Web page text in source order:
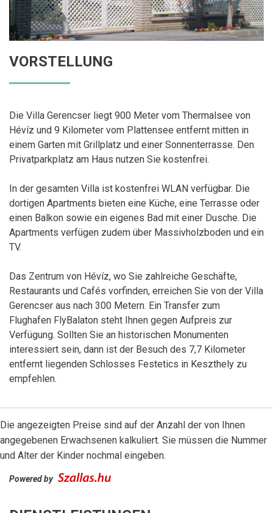
VORSTELLUNG
Die Villa Gerencser liegt 900 Meter vom Thermalsee von
Hévíz und 9 Kilometer vom Plattensee entfernt mitten in
einem Garten mit Grillplatz und einer Sonnenterrasse. Den
Privatparkplatz am Haus nutzen Sie kostenfrei.
In der gesamten Villa ist kostenfrei WLAN verfügbar. Die
dortigen Apartments bieten eine Küche, eine Terrasse oder
einen Balkon sowie ein eigenes Bad mit einer Dusche. Die
Apartments verfügen zudem über Massivholzboden und ein
TV.
Das Zentrum von Hévíz, wo Sie zahlreiche Geschäfte,
Restaurants und Cafés vorfinden, erreichen Sie von der Villa
Gerencser aus nach 300 Metern. Ein Transfer zum
Flughafen FlyBalaton steht Ihnen gegen Aufpreis zur
Verfügung. Sollten Sie an historischen Monumenten
interessiert sein, dann ist der Besuch des 7,7 Kilometer
entfernt liegenden Schlosses Festetics in Keszthely zu
empfehlen.
Die angezeigten Preise sind auf der Anzahl der von Ihnen
angegebenen Erwachsenen kalkuliert. Sie müssen die Nummer
und Alter der Kinder nochmal eingeben.
Powered by